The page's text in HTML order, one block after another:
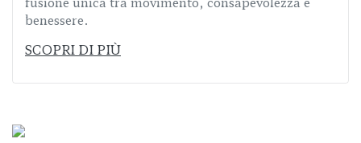
benessere.
SCOPRI DI PIÙ